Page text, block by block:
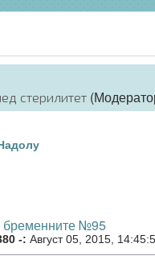
стерилитет
бременните №95
-: Август 05, 2015,